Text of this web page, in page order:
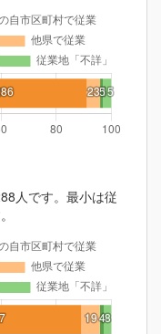
人です。最小は従